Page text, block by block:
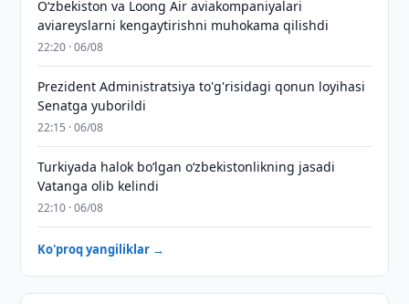
Oʻzbekiston va Loong Air aviakompaniyalari
aviareyslarni kengaytirishni muhokama qilishdi
22:20 · 06/08
Prezident Administratsiya to'g'risidagi qonun loyihasi
Senatga yuborildi
22:15 · 06/08
Turkiyada halok bo‘lgan o‘zbekistonlikning jasadi
Vatanga olib kelindi
22:10 · 06/08
Ko'proq yangiliklar →